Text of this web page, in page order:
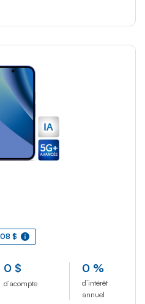
$
0 $
d’acompte
0 %
d’intérêt
annuel